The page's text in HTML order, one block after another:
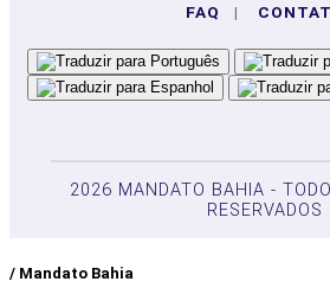
FAQ |
2026 MANDATO BAHIA -
RESERVADOS
/ Mandato Bahia